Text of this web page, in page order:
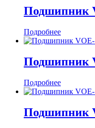
Подшипник
Подробнее
Подшипник
Подробнее
Подшипник